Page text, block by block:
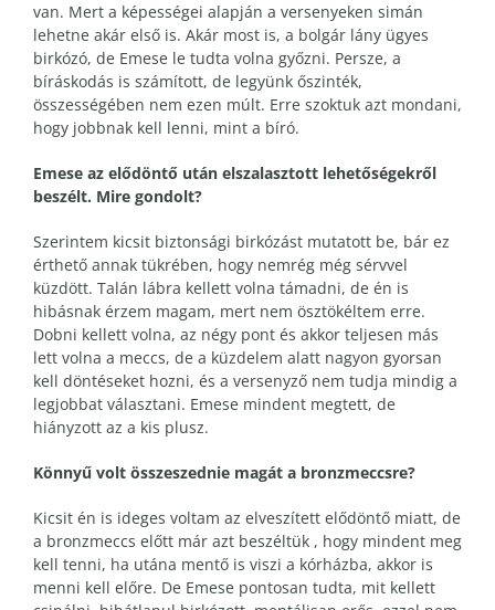
van. Mert a képességei alapján a versenyeken simán
lehetne akár első is. Akár most is, a bolgár lány ügyes
birkózó, de Emese le tudta volna győzni. Persze, a
bíráskodás is számított, de legyünk őszinték,
összességében nem ezen múlt. Erre szoktuk azt mondani,
hogy jobbnak kell lenni, mint a bíró.
Emese az elődöntő után elszalasztott lehetőségekről
beszélt. Mire gondolt?
Szerintem kicsit biztonsági birkózást mutatott be, bár ez
érthető annak tükrében, hogy nemrég még sérvvel
küzdött. Talán lábra kellett volna támadni, de én is
hibásnak érzem magam, mert nem ösztökéltem erre.
Dobni kellett volna, az négy pont és akkor teljesen más
lett volna a meccs, de a küzdelem alatt nagyon gyorsan
kell döntéseket hozni, és a versenyző nem tudja mindig a
legjobbat választani. Emese mindent megtett, de
hiányzott az a kis plusz.
Könnyű volt összeszednie magát a bronzmeccsre?
Kicsit én is ideges voltam az elveszített elődöntő miatt, de
a bronzmeccs előtt már azt beszéltük , hogy mindent meg
kell tenni, ha utána mentő is viszi a kórházba, akkor is
menni kell előre. De Emese pontosan tudta, mit kellett